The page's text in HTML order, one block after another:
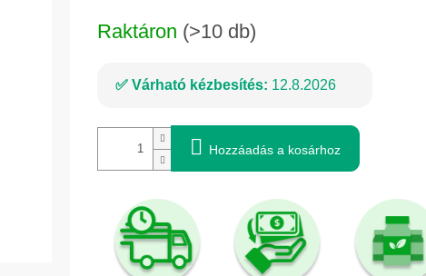
Raktáron (>10 db)
Várható kézbesítés: 12.8.2026
Hozzáadás a kosárhoz